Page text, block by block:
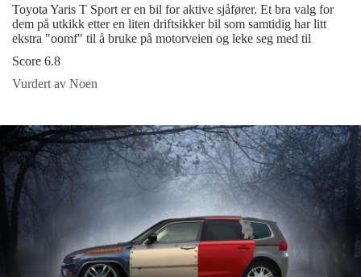
Toyota Yaris T Sport er en bil for aktive sjåfører. Et bra valg for
dem på utkikk etter en liten driftsikker bil som samtidig har litt
ekstra "oomf" til å bruke på motorveien og leke seg med til
Score 6.8
Vurdert av Noen